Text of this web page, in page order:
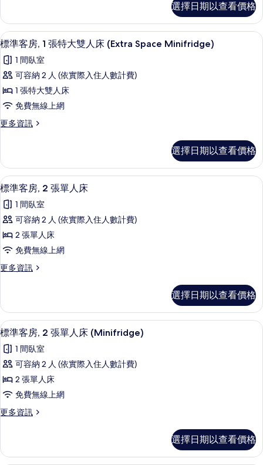
有
相
片
情
特
大
雙
人
床
的
所
有
客
房,
1
特
大
人
床
詳
選擇日期以查看價格
顯
示
標
準
客
1
特
大
雙
人
床
(Extra
Space
Minifridge)
的
有
相
片
標準客房, 1 張特大雙人床 (Extra
3
標準客房, 1 張特大雙人床 (Extra Space Minifridge)
1 間臥室
可容納 2 人 (依實際入住人數計費)
1 張特大雙人床
免費無線上網
更多資訊
更
客
房,
1
特
大
人
床
Space
情
選擇日期以查看價格
顯
示
標
準
客
2
單
人
床
的
所
有
相
片
標準客房, 2 張單人床 | 客房內保險箱
2
標準客房, 2 張單人床
1 間臥室
可容納 2 人 (依實際入住人數計費)
2 張單人床
免費無線上網
更多資訊
更
客
房,
2
單
人
的
詳
選擇日期以查看價格
顯
示
標
準
客
2
單
標準客房, 2 張單人床 (Minifridge) |
3
標準客房, 2 張單人床 (Minifridge)
1 間臥室
可容納 2 人 (依實際入住人數計費)
2 張單人床
免費無線上網
更多資訊
更
客
選擇日期以查看價格